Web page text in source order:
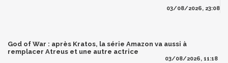
03/08/2026, 23:08
God of War : après Kratos, la série Amazon va aussi à
remplacer Atreus et une autre actrice
03/08/2026, 11:18